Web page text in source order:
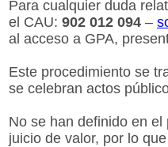
Para cualquier duda
el CAU: 902 012 094 –
al acceso a GPA,
Este procedimiento se
se celebran actos
No se han definido en
juicio de valor, por lo